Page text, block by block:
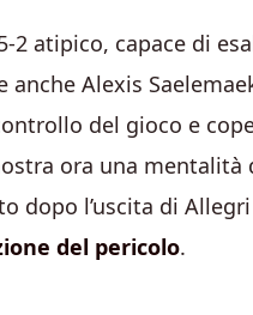
2 atipico, capace di
Alexis
del gioco e
ora una mentalità
dopo l’uscita di
del pericolo.